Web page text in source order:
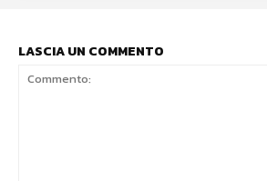
LASCIA UN COMMENTO